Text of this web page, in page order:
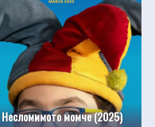
Несломимото момче (2025)